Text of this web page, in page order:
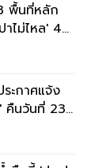
พื้นที่หลัก
าไม่ไหล' 4
ะกาศแจ้ง
คืนวันที่ 23